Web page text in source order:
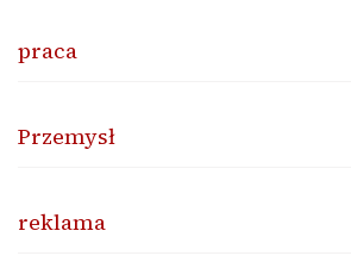
praca
Przemysł
reklama